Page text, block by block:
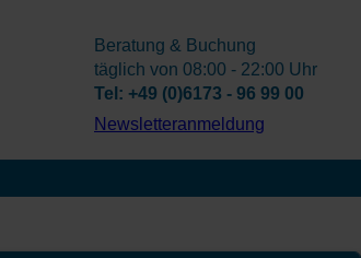
Beratung & Buchung
täglich von 08:00 - 22:00 Uhr
Tel: +49 (0)6173 - 96 99 00
­Newsletteranmeldung